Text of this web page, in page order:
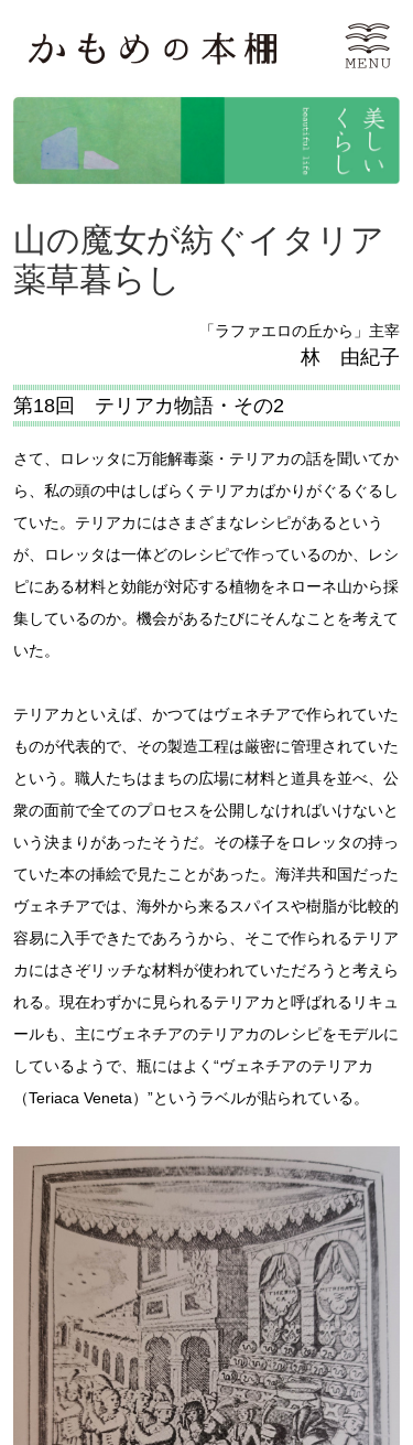
山の魔女が紡ぐイタリア
薬草暮らし
「ラファエロの丘から」主宰
林 由紀子
第18回 テリアカ物語・その2
さて、ロレッタに万能解毒薬・テリアカの話を聞いてか
ら、私の頭の中はしばらくテリアカばかりがぐるぐるし
ていた。テリアカにはさまざまなレシピがあるという
が、ロレッタは一体どのレシピで作っているのか、レシ
ピにある材料と効能が対応する植物をネローネ山から採
集しているのか。機会があるたびにそんなことを考えて
いた。
テリアカといえば、かつてはヴェネチアで作られていた
ものが代表的で、その製造工程は厳密に管理されていた
という。職人たちはまちの広場に材料と道具を並べ、公
衆の面前で全てのプロセスを公開しなければいけないと
いう決まりがあったそうだ。その様子をロレッタの持っ
ていた本の挿絵で見たことがあった。海洋共和国だった
ヴェネチアでは、海外から来るスパイスや樹脂が比較的
容易に入手できたであろうから、そこで作られるテリア
カにはさぞリッチな材料が使われていただろうと考えら
れる。現在わずかに見られるテリアカと呼ばれるリキュ
ールも、主にヴェネチアのテリアカのレシピをモデルに
しているようで、瓶にはよく“ヴェネチアのテリアカ
（Teriaca Veneta）”というラベルが貼られている。